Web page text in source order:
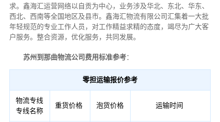
求。鑫海汇运营网络以自贡为中心，业务涉及华北、东北、华东、
西北、西南等全国地区及县市。鑫海汇物流有限公司汇集着一大批
年轻规范的专业工作人员，对工作精益求精的态度，竭尽为广大客
户服务。整合资源，优化服务，共同发展。
苏州到那曲物流公司费用标准参考：
零担运输报价参考
物流专线
专线名称
重货价格 泡货价格 运输时间